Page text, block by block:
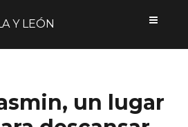
Y LEÓN
un lugar
correo electrónico